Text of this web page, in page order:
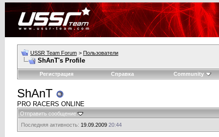
USSR Team Forum > Пользователи
ShAnT's Profile
Регистрация Справка Community
ShAnT
PRO RACERS ONLINE
Отправить сообщение
Последняя активность: 19.09.2009 20:44